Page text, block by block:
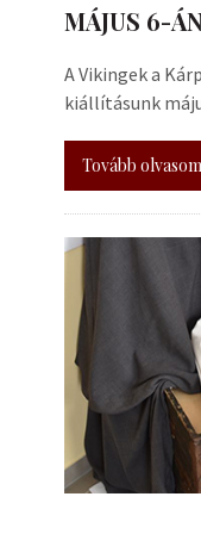
MÁJUS 6-
A Vikingek a
kiállításunk
Tovább